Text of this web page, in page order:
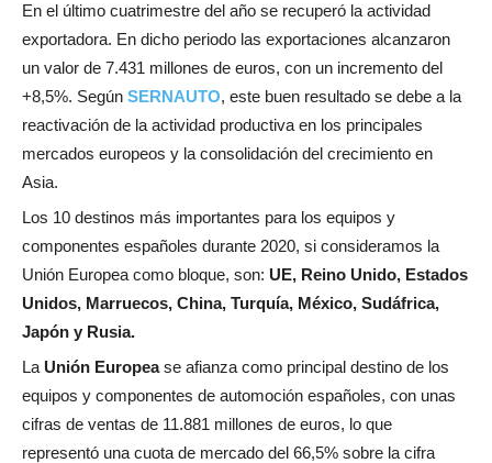
En el último cuatrimestre del año se recuperó la actividad
exportadora. En dicho periodo las exportaciones alcanzaron
un valor de 7.431 millones de euros, con un incremento del
+8,5%. Según SERNAUTO, este buen resultado se debe a la
reactivación de la actividad productiva en los principales
mercados europeos y la consolidación del crecimiento en
Asia.
Los 10 destinos más importantes para los equipos y
componentes españoles durante 2020, si consideramos la
Unión Europea como bloque, son: UE, Reino Unido, Estados
Unidos, Marruecos, China, Turquía, México, Sudáfrica,
Japón y Rusia.
La Unión Europease afianza como principal destino de los
equipos y componentes de automoción españoles, con unas
cifras de ventas de 11.881 millones de euros, lo que
representó una cuota de mercado del 66,5% sobre la cifra